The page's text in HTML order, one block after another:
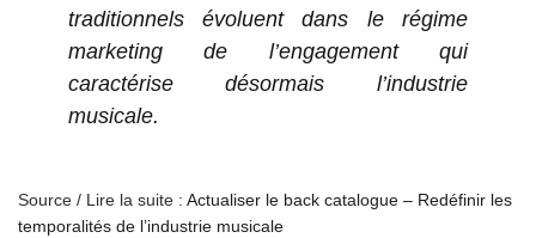
traditionnels évoluent dans le régime
marketing de l’engagement qui
caractérise désormais l’industrie
musicale.
Source / Lire la suite : Actualiser le back catalogue – Redéfinir les
temporalités de l’industrie musicale